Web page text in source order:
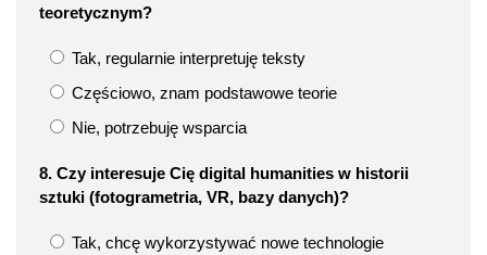
teoretycznym?
Tak, regularnie interpretuję teksty
Częściowo, znam podstawowe teorie
Nie, potrzebuję wsparcia
8. Czy interesuje Cię digital humanities w historii
sztuki (fotogrametria, VR, bazy danych)?
Tak, chcę wykorzystywać nowe technologie